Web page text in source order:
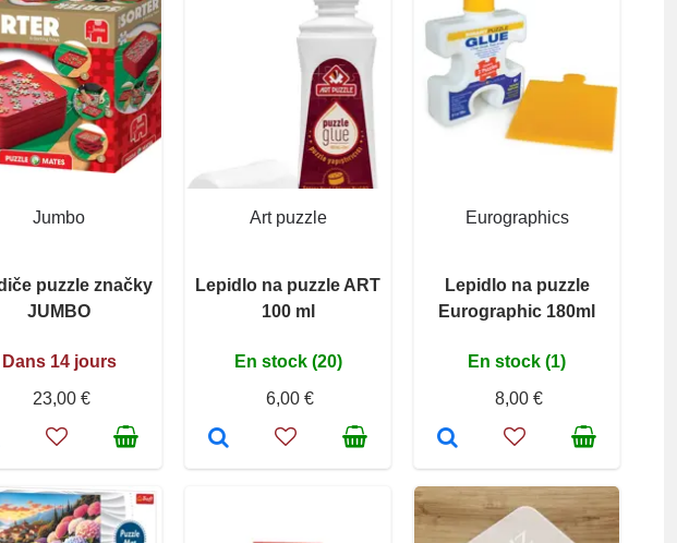
Jumbo
puzzle značky
JUMBO
Dans 14 jours
23,00 €
Art puzzle
Lepidlo na puzzle ART
100 ml
En stock (20)
6,00 €
Eurographics
Lepidlo na puzzle
Eurographic 180ml
En stock (1)
8,00 €